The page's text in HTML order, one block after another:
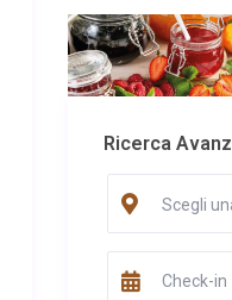
Ricerca
Scegli